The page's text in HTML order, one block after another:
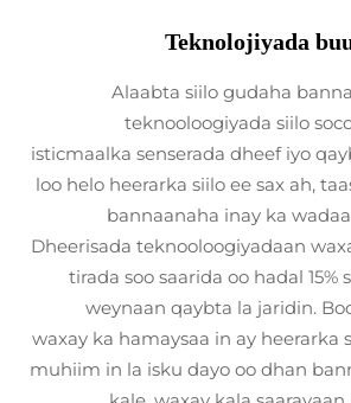
Teknolojiyada
Alaabta siilo gudaha
teknooloogiyada siilo
isticmaalka senserada dheef iyo
loo helo heerarka siilo ee sax ah,
bannaanaha inay ka
Dheerisada teknooloogiyadaan
tirada soo saarida oo hadal 15%
weynaan qaybta la jaridin.
waxay ka hamaysaa in ay heerarka
muhiim in la isku dayo oo dhan